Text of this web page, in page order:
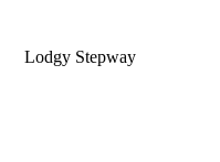
Lodgy Stepway